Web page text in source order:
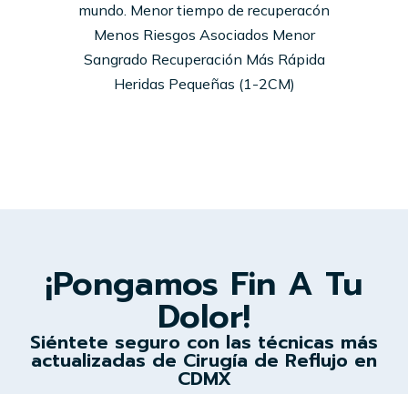
mundo. Menor tiempo de recuperacón
Menos Riesgos Asociados Menor
Sangrado Recuperación Más Rápida
Heridas Pequeñas (1-2CM)
¡Pongamos Fin A Tu
Dolor!
Siéntete seguro con las técnicas más
actualizadas de Cirugía de Reflujo en
CDMX